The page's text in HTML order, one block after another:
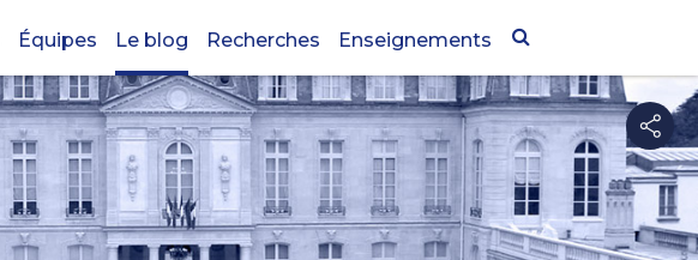
Équipes Le blog Recherches Enseignements